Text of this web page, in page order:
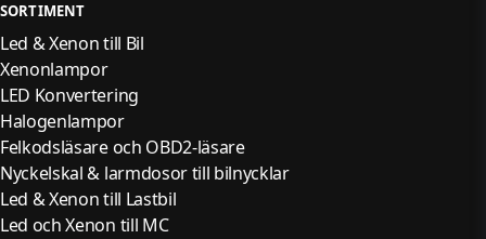
SORTIMENT
Led & Xenon till Bil
Xenonlampor
LED Konvertering
Halogenlampor
Felkodsläsare och OBD2-läsare
Nyckelskal & larmdosor till bilnycklar
Led & Xenon till Lastbil
Led och Xenon till MC